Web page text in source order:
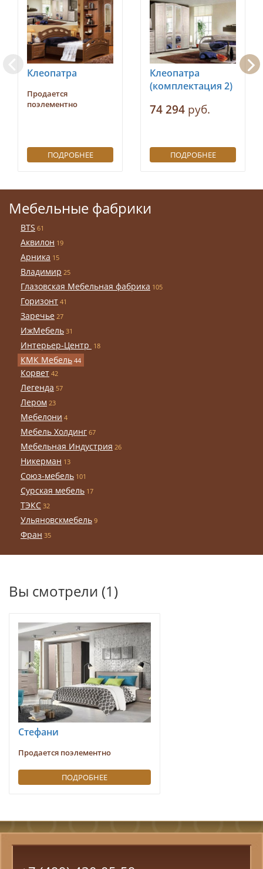
Клеопатра
Продается
поэлементно
ПОДРОБНЕЕ
Клеопатра
(комплектация 2)
74 294 руб.
ПОДРОБНЕЕ
Мебельные фабрики
BTS 61
Аквилон 19
Арника 15
Владимир 25
Глазовская Мебельная фабрика 105
Горизонт 41
Заречье 27
ИжМебель 31
Интерьер-Центр 18
КМК Мебель 44
Корвет 42
Легенда 57
Лером 23
Мебелони 4
Мебель Холдинг 67
Мебельная Индустрия 26
Никерман 13
Союз-мебель 101
Сурская мебель 17
ТЭКС 32
Ульяновскмебель 9
Фран 35
Вы смотрели (1)
Стефани
Продается поэлементно
ПОДРОБНЕЕ